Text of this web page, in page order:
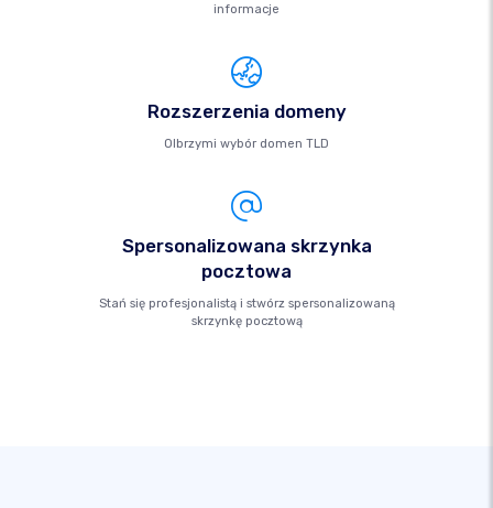
informacje
Rozszerzenia domeny
Olbrzymi wybór domen TLD
Spersonalizowana skrzynka
pocztowa
Stań się profesjonalistą i stwórz spersonalizowaną
skrzynkę pocztową